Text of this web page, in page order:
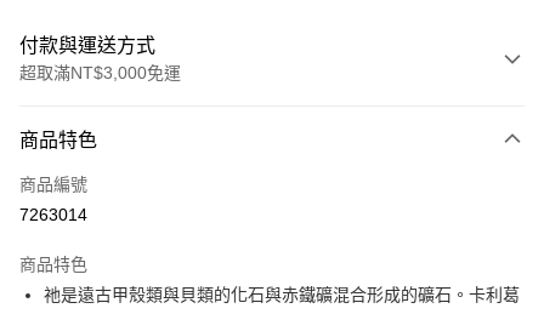
付款與運送方式
超取滿NT$3,000免運
信用卡一次付款
超商取貨付款
Apple Pay
商品特色
商品編號
7263014
商品特色
祂是遠古甲殼類與貝類的化石與赤鐵礦混合形成的礦石。卡利葛